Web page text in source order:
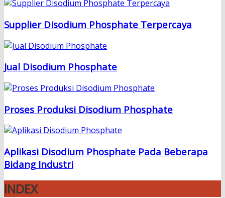
Supplier Disodium Phosphate Terpercaya
Jual Disodium Phosphate
Proses Produksi Disodium Phosphate
Aplikasi Disodium Phosphate Pada Beberapa
Bidang Industri
INDEX